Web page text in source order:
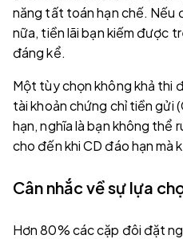
năng tất toán hạn chế. Nếu
nữa, tiền lãi bạn kiếm được
đáng kể.
Một tùy chọn không khả thi
tài khoản chứng chỉ tiền gửi
hạn, nghĩa là bạn không thể
cho đến khi CD đáo hạn mà
Cân nhắc về sự lựa
Hơn 80% các cặp đôi đặt